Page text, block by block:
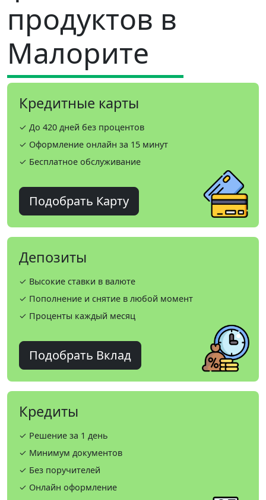
продуктов в
Малорите
Кредитные карты
✓ До 420 дней без процентов
✓ Оформление онлайн за 15 минут
✓ Бесплатное обслуживание
Подобрать Карту
Депозиты
✓ Высокие ставки в валюте
✓ Пополнение и снятие в любой момент
✓ Проценты каждый месяц
Подобрать Вклад
Кредиты
✓ Решение за 1 день
✓ Минимум документов
✓ Без поручителей
✓ Онлайн оформление